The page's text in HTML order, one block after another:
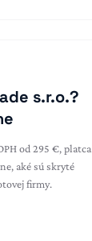
s.r.o.?
od 295 €, platca
aké sú skryté
firmy.